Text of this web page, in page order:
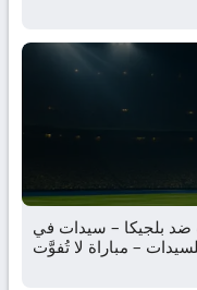
ضد بلجيكا – سيدات في